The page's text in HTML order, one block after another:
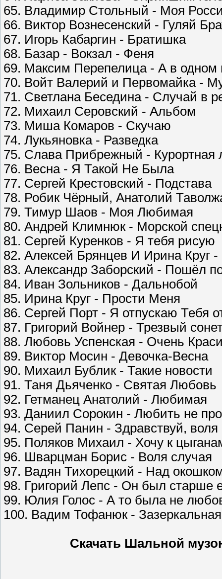
65. Владимир Стольный - Моя
66. Виктор Вознесенский - Гуляй
67. Игорь Кабаргин - Братишка
68. Базар - Вокзал - Феня
69. Максим Перепелица - А в одном
70. Войт Валерий и Первомайка -
71. Светлана Беседина - Случай в
72. Михаил Серовский - Альбом
73. Миша Комаров - Скучаю
74. Лукьяновка - Разведка
75. Слава Прибрежный - Курортная
76. Весна - Я Такой Не Была
77. Сергей Крестовский - Подстава
78. Робик Чёрный, Анатолий
79. Тимур Шаов - Моя Любимая
80. Андрей Климнюк - Морской
81. Сергей Куренков - Я тебя рисую
82. Алексей Брянцев И Ирина Круг
83. Александр Заборский - Пошёл
84. Иван Зольников - Дальнобой
85. Ирина Круг - Прости Меня
86. Сергей Порт - Я отпускаю Тебя
87. Григорий Войнер - Трезвый
88. Любовь Успенская - Очень
89. Виктор Мосин - Девочка-Весна
90. Михаил Бублик - Такие новости
91. Таня Дьяченко - Святая Любовь
92. Гетманец Анатолий - Любимая
93. Даниил Сорокин - Любить не
94. Серей Панин - Здравствуй, воля
95. Поляков Михаил - Хочу к
96. Шварцман Борис - Воля случая
97. Вадян Тихорецкий - Над
98. Григорий Лепс - Он был старше
99. Юлия Голос - А то была не
100. Вадим Тофанюк -
Скачать Шальной